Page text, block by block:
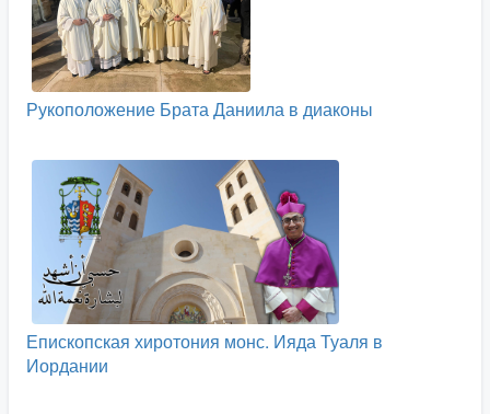
Рукоположение Брата Даниила в диаконы
Епископская хиротония монс. Ияда Туаля в
Иордании